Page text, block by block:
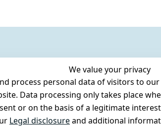
We value your privacy
process personal data of visitors to
Data processing only takes place
or on the basis of a legitimate
Legal disclosureand additional